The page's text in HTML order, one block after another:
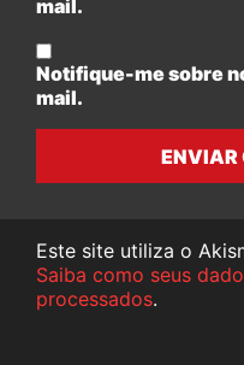
mail.
Notifique-me sobre
mail.
ENVIAR
Este site utiliza o
Saiba como seus
processados.